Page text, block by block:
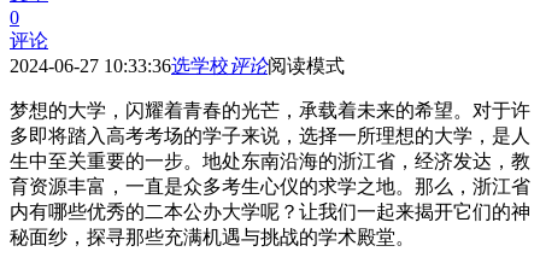
0
评论
2024-06-27 10:33:36选学校评论阅读模式
梦想的大学，闪耀着青春的光芒，承载着未来的希望。对于许
多即将踏入高考考场的学子来说，选择一所理想的大学，是人
生中至关重要的一步。地处东南沿海的浙江省，经济发达，教
育资源丰富，一直是众多考生心仪的求学之地。那么，浙江省
内有哪些优秀的二本公办大学呢？让我们一起来揭开它们的神
秘面纱，探寻那些充满机遇与挑战的学术殿堂。